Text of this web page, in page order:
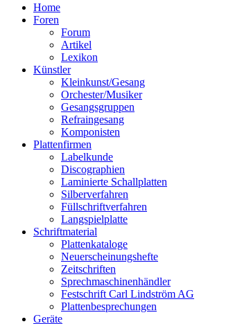
Home
Foren
Forum
Artikel
Lexikon
Künstler
Kleinkunst/Gesang
Orchester/Musiker
Gesangsgruppen
Refraingesang
Komponisten
Plattenfirmen
Labelkunde
Discographien
Laminierte Schallplatten
Silberverfahren
Füllschriftverfahren
Langspielplatte
Schriftmaterial
Plattenkataloge
Neuerscheinungshefte
Zeitschriften
Sprechmaschinenhändler
Festschrift Carl Lindström AG
Plattenbesprechungen
Geräte